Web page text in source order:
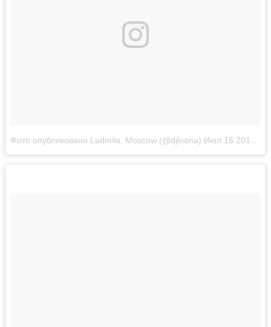
Фото опубликовано Ludmila, Moscow (@djloona) Июл 16 2016 в 11:10 PDT